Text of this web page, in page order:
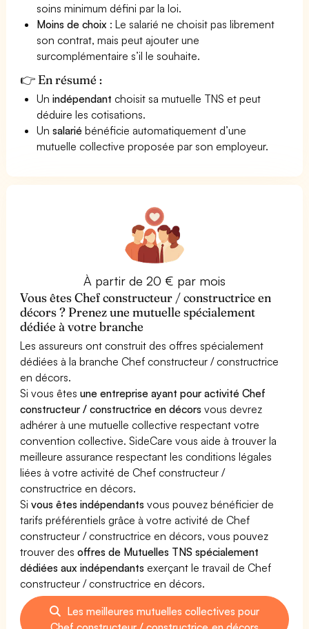
soins minimum défini par la loi.
Moins de choix : Le salarié ne choisit pas librement
son contrat, mais peut ajouter une
surcomplémentaire s’il le souhaite.
👉 En résumé :
Unindépendant choisit sa mutuelle TNS et peut
déduire les cotisations.
Unsalarié bénéficie automatiquement d’une
mutuelle collective proposée par son employeur.
À partir de 20 € par mois
Vous êtes Chef constructeur / constructrice en
décors ? Prenez une mutuelle spécialement
dédiée à votre branche
Les assureurs ont construit des offres spécialement
dédiées à la branche Chef constructeur / constructrice
en décors.
Si vous êtesune entreprise ayant pour activité Chef
constructeur / constructrice en décors vous devrez
adhérer à une mutuelle collective respectant votre
convention collective. SideCare vous aide à trouver la
meilleure assurance respectant les conditions légales
liées à votre activité de Chef constructeur /
constructrice en décors.
Sivous êtes indépendants vous pouvez bénéficier de
tarifs préférentiels grâce à votre activité de Chef
constructeur / constructrice en décors, vous pouvez
trouver desoffres de Mutuelles TNS spécialement
dédiées aux indépendants exerçant le travail de Chef
constructeur / constructrice en décors.
Les meilleures mutuelles collectives pour